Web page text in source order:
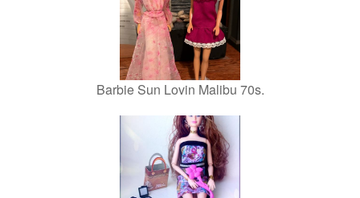
Barbie Sun Lovin Malibu 70s.